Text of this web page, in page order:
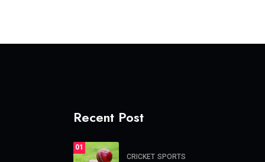
Recent Post
01
CRICKET SPORTS